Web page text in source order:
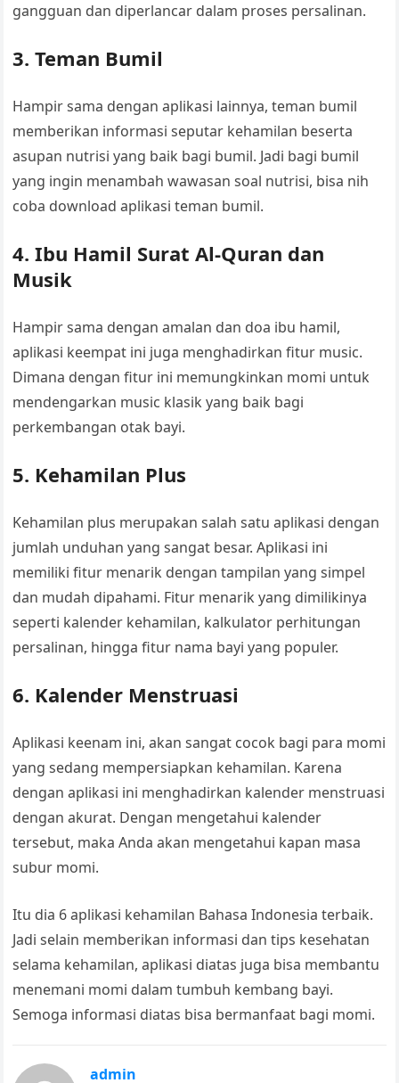
gangguan dan diperlancar dalam proses persalinan.
3. Teman Bumil
Hampir sama dengan aplikasi lainnya, teman bumil
memberikan informasi seputar kehamilan beserta
asupan nutrisi yang baik bagi bumil. Jadi bagi bumil
yang ingin menambah wawasan soal nutrisi, bisa nih
coba download aplikasi teman bumil.
4. Ibu Hamil Surat Al-Quran dan
Musik
Hampir sama dengan amalan dan doa ibu hamil,
aplikasi keempat ini juga menghadirkan fitur music.
Dimana dengan fitur ini memungkinkan momi untuk
mendengarkan music klasik yang baik bagi
perkembangan otak bayi.
5. Kehamilan Plus
Kehamilan plus merupakan salah satu aplikasi dengan
jumlah unduhan yang sangat besar. Aplikasi ini
memiliki fitur menarik dengan tampilan yang simpel
dan mudah dipahami. Fitur menarik yang dimilikinya
seperti kalender kehamilan, kalkulator perhitungan
persalinan, hingga fitur nama bayi yang populer.
6. Kalender Menstruasi
Aplikasi keenam ini, akan sangat cocok bagi para momi
yang sedang mempersiapkan kehamilan. Karena
dengan aplikasi ini menghadirkan kalender menstruasi
dengan akurat. Dengan mengetahui kalender
tersebut, maka Anda akan mengetahui kapan masa
subur momi.
Itu dia 6aplikasi kehamilan Bahasa Indonesia terbaik.
Jadi selain memberikan informasi dan tips kesehatan
selama kehamilan, aplikasi diatas juga bisa membantu
menemani momi dalam tumbuh kembang bayi.
Semoga informasi diatas bisa bermanfaat bagi momi.
admin